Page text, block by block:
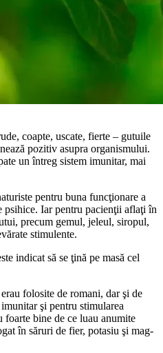
coapte, uscate, fierte – gutuile
pozitiv asupra organismului.
un întreg sistem imunitar, mai
pentru buna funcţionare a
Iar pentru pacienţii aflaţi în
precum gemul, jeleul, siropul,
stimulente.
indicat să se ţină pe masă cel
folosite de romani, dar şi de
şi pentru stimularea
foarte bine de ce luau anumite
în săruri de fier, potasiu şi mag­